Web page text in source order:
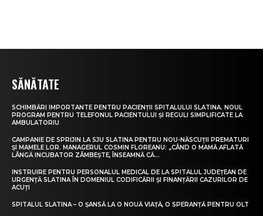
SĂNĂTATE
SCHIMBĂRI IMPORTANTE PENTRU PACIENȚII SPITALULUI SLATINA. NOUL
PROGRAM PENTRU TELEFONUL PACIENTULUI ȘI REGULI SIMPLIFICATE LA
AMBULATORIU
CAMPANIE DE SPRIJIN LA SJU SLATINA PENTRU NOU-NĂSCUȚII PREMATURI
ȘI MAMELE LOR. MANAGERUL COSMIN FLOREANU: „CÂND O MAMĂ AFLATĂ
LÂNGĂ INCUBATOR ZÂMBEȘTE, ÎNSEAMNĂ CĂ...
INSTRUIRE PENTRU PERSONALUL MEDICAL DE LA SPITALUL JUDEȚEAN DE
URGENȚĂ SLATINA ÎN DOMENIUL CODIFICĂRII ȘI FINANȚĂRII CAZURILOR DE
ACUȚI
SPITALUL SLATINA – O ȘANSĂ LA O NOUĂ VIAȚĂ, O SPERANȚĂ PENTRU OLT